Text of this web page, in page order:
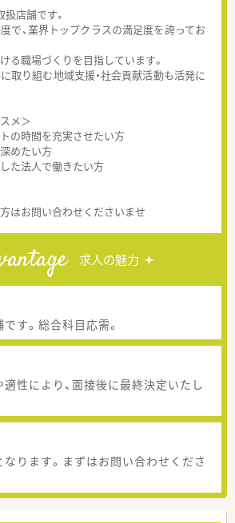
店舗です。
で、業界トップクラスの満足度を誇ってお
る職場づくりを目指しています。
取り組む地域支援・社会貢献活動も活発に
メ＞
の時間を充実させたい方
めたい方
た法人で働きたい方
はお問い合わせくださいませ
求人の魅力
す。総合科目応需。
性により、面接後に最終決定いたし
ります。まずはお問い合わせくださ